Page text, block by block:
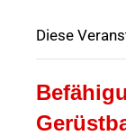
Diese